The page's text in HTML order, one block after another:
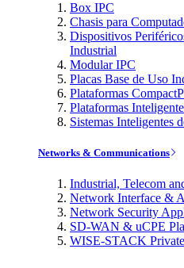
Box IPC
Chasis para
Dispositivos
Industrial
Modular IPC
Placas Base de Uso
Plataformas
Plataformas
Sistemas Inteligentes
Networks & Communications
Industrial, Telecom
Network Interface &
Network Security
SD-WAN & uCPE
WISE-STACK